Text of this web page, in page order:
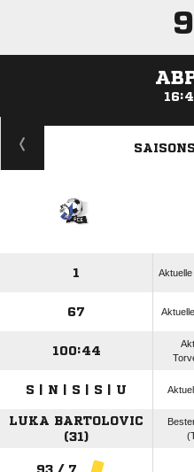
1
67
100:44
S | N | S | S | U
LUKA BARTOLOVIC
(31)
93 / 7